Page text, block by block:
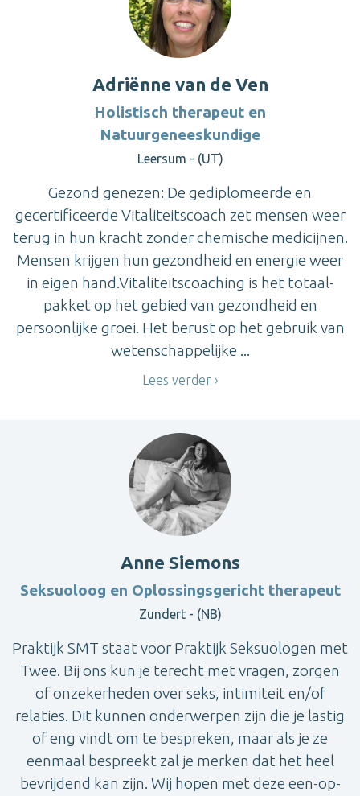
Adriënne van de Ven
Holistisch therapeut en
Natuurgeneeskundige
Leersum - (UT)
Gezond genezen: De gediplomeerde en
gecertificeerde Vitaliteitscoach zet mensen weer
terug in hun kracht zonder chemische medicijnen.
Mensen krijgen hun gezondheid en energie weer
in eigen hand.Vitaliteitscoaching is het totaal-
pakket op het gebied van gezondheid en
persoonlijke groei. Het berust op het gebruik van
wetenschappelijke ...
Lees verder
Anne Siemons
Seksuoloog en Oplossingsgericht therapeut
Zundert - (NB)
Praktijk SMT staat voor Praktijk Seksuologen met
Twee. Bij ons kun je terecht met vragen, zorgen
of onzekerheden over seks, intimiteit en/of
relaties. Dit kunnen onderwerpen zijn die je lastig
of eng vindt om te bespreken, maar als je ze
eenmaal bespreekt zal je merken dat het heel
bevrijdend kan zijn. Wij hopen met deze een-op-